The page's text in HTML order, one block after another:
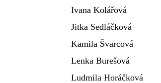
Ivana Kolářová
Jitka Sedláčková
Kamila Švarcová
Lenka Burešová
Ludmila Horáčková